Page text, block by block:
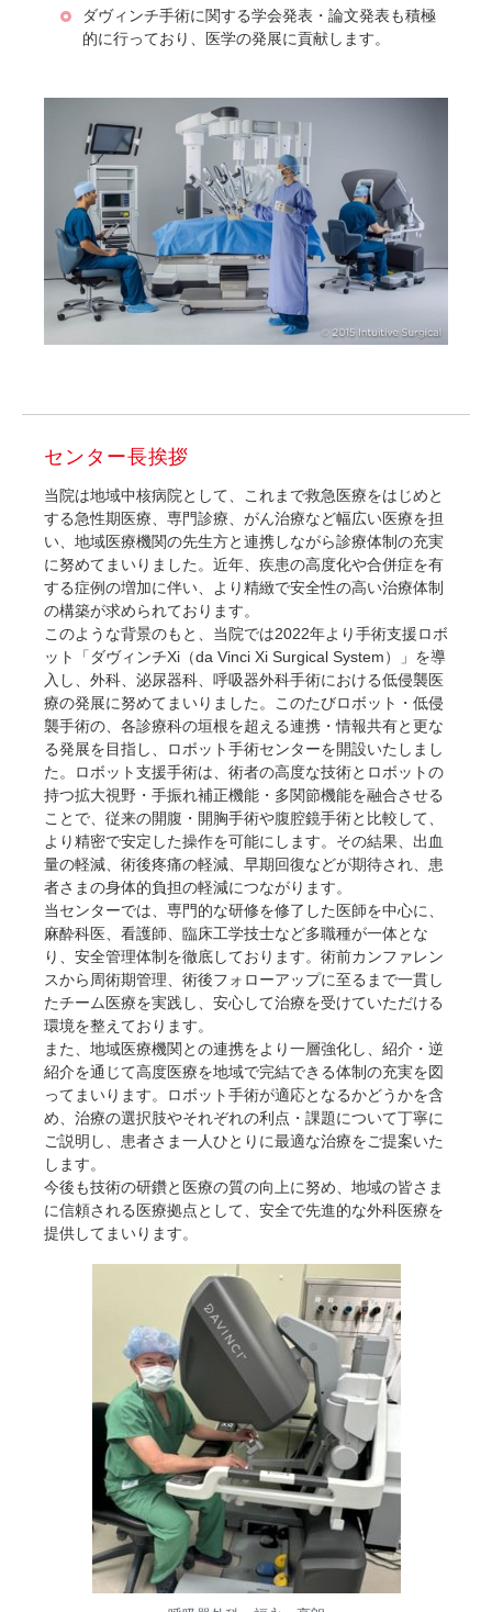
ダヴィンチ手術に関する学会発表・論文発表も積極
的に行っており、医学の発展に貢献します。
センター長挨拶
当院は地域中核病院として、これまで救急医療をはじめと
する急性期医療、専門診療、がん治療など幅広い医療を担
い、地域医療機関の先生方と連携しながら診療体制の充実
に努めてまいりました。近年、疾患の高度化や合併症を有
する症例の増加に伴い、より精緻で安全性の高い治療体制
の構築が求められております。
このような背景のもと、当院では2022年より手術支援ロボ
ット「ダヴィンチXi（da Vinci Xi Surgical System）」を導
入し、外科、泌尿器科、呼吸器外科手術における低侵襲医
療の発展に努めてまいりました。このたびロボット・低侵
襲手術の、各診療科の垣根を超える連携・情報共有と更な
る発展を目指し、ロボット手術センターを開設いたしまし
た。ロボット支援手術は、術者の高度な技術とロボットの
持つ拡大視野・手振れ補正機能・多関節機能を融合させる
ことで、従来の開腹・開胸手術や腹腔鏡手術と比較して、
より精密で安定した操作を可能にします。その結果、出血
量の軽減、術後疼痛の軽減、早期回復などが期待され、患
者さまの身体的負担の軽減につながります。
当センターでは、専門的な研修を修了した医師を中心に、
麻酔科医、看護師、臨床工学技士など多職種が一体とな
り、安全管理体制を徹底しております。術前カンファレン
スから周術期管理、術後フォローアップに至るまで一貫し
たチーム医療を実践し、安心して治療を受けていただける
環境を整えております。
また、地域医療機関との連携をより一層強化し、紹介・逆
紹介を通じて高度医療を地域で完結できる体制の充実を図
ってまいります。ロボット手術が適応となるかどうかを含
め、治療の選択肢やそれぞれの利点・課題について丁寧に
ご説明し、患者さま一人ひとりに最適な治療をご提案いた
します。
今後も技術の研鑽と医療の質の向上に努め、地域の皆さま
に信頼される医療拠点として、安全で先進的な外科医療を
提供してまいります。